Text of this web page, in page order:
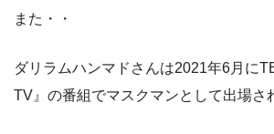
また・・
ダリラムハンマドさんは2021年6月に
TV』の番組でマスクマンとして出場さ